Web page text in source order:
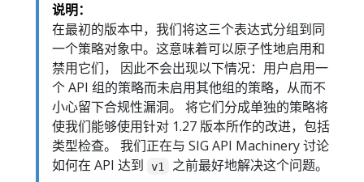
说明：
在最初的版本中，我们将这三个表达式分组到同
一个策略对象中。这意味着可以原子性地启用和
禁用它们， 因此不会出现以下情况：用户启用一
个 API 组的策略而未启用其他组的策略，从而不
小心留下合规性漏洞。 将它们分成单独的策略将
使我们能够使用针对 1.27 版本所作的改进，包括
类型检查。 我们正在与 SIG API Machinery 讨论
如何在 API 达到
v1 之前最好地解决这个问题。